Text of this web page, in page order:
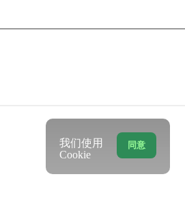
同意
我们使用
Cookie